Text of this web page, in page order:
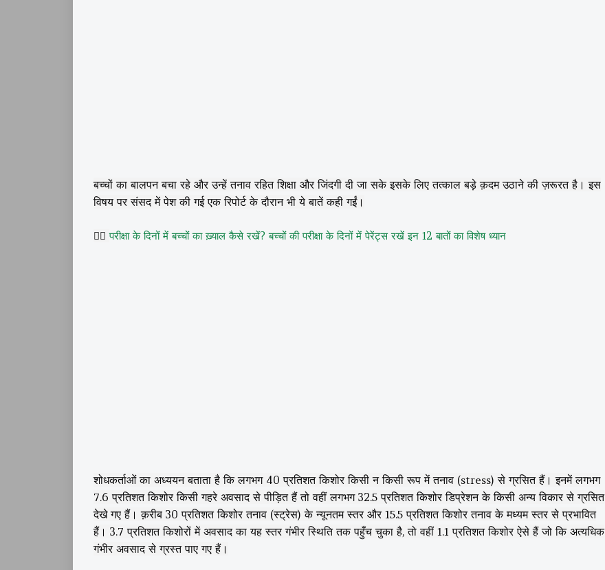
बच्चों का बालपन बचा रहे और उन्हें तनाव रहित शिक्षा और जिंदगी दी जा सके इसके लिए तत्काल बड़े क़दम उठाने की ज़रूरत है। इस
विषय पर संसद में पेश की गई एक रिपोर्ट के दौरान भी ये बातें कही गईं।
👉🏽परीक्षा के दिनों में बच्चों का ख़्याल कैसे रखें? बच्चों की परीक्षा के दिनों में पेरेंट्स रखें इन 12 बातों का विशेष ध्यान
शोधकर्ताओं का अध्ययन बताता है कि लगभग 40 प्रतिशत किशोर किसी न किसी रूप में तनाव (stress) से ग्रसित हैं। इनमें लगभग
7.6 प्रतिशत किशोर किसी गहरे अवसाद से पीड़ित हैं तो वहीं लगभग 32.5 प्रतिशत किशोर डिप्रेशन के किसी अन्य विकार से ग्रसित
देखे गए हैं। क़रीब 30 प्रतिशत किशोर तनाव (स्ट्रेस) के न्यूनतम स्तर और 15.5 प्रतिशत किशोर तनाव के मध्यम स्तर से प्रभावित
हैं। 3.7 प्रतिशत किशोरों में अवसाद का यह स्तर गंभीर स्थिति तक पहुँच चुका है, तो वहीं 1.1 प्रतिशत किशोर ऐसे हैं जो कि अत्यधिक
गंभीर अवसाद से ग्रस्त पाए गए हैं।